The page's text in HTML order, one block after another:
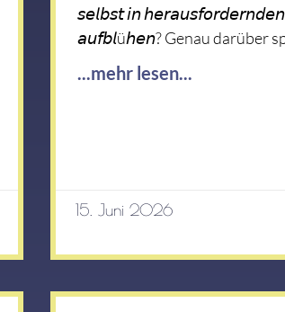
𝘴𝘦𝘭𝘣𝘴𝘵 𝘪𝘯
𝘢𝘶𝘧𝘣𝘭ü𝘩𝘦𝘯? Genau darüber
...mehr lesen...
15. Juni 2026